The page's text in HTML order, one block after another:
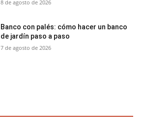
8 de agosto de 2026
Banco con palés: cómo hacer un banco
de jardín paso a paso
7 de agosto de 2026